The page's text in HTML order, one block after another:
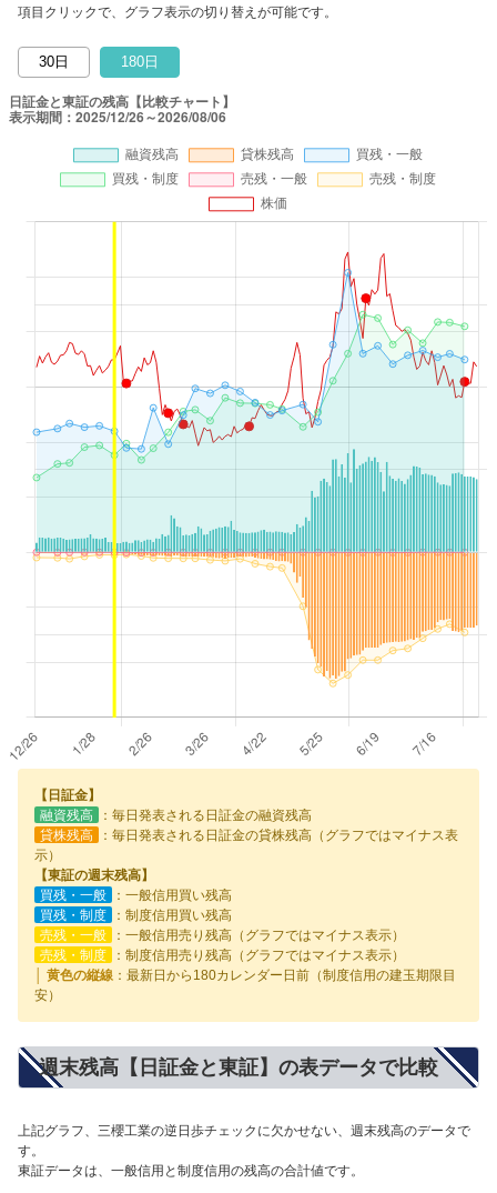
項目クリックで、グラフ表示の切り替えが可能です。
30日 180日
【日証金】
融資残高
：毎日発表される日証金の融資残高
貸株残高
：毎日発表される日証金の貸株残高（グラフではマイナス表
示）
【東証の週末残高】
買残・一般
：一般信用買い残高
買残・制度
：制度信用買い残高
売残・一般
：一般信用売り残高（グラフではマイナス表示）
売残・制度
：制度信用売り残高（グラフではマイナス表示）
│ 黄色の縦線 ：最新日から180カレンダー日前（制度信用の建玉期限目
安）
週末残高【日証金と東証】の表データで比較
上記グラフ、三櫻工業の逆日歩チェックに欠かせない、週末残高のデータで
す。
東証データは、一般信用と制度信用の残高の合計値です。